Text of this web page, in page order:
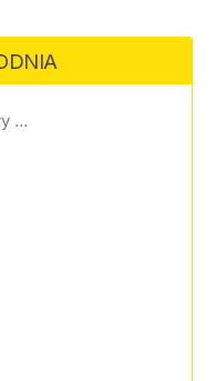
Spider-Man. Całkiem nowy dzień